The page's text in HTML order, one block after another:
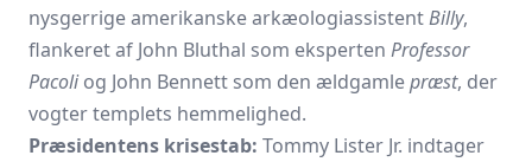
nysgerrige amerikanske arkæologiassistentBilly,
flankeret af John Bluthal som eksperten Professor
Pacoliog John Bennett som den ældgamlepræst, der
vogter templets hemmelighed.
Præsidentens krisestab: Tommy Lister Jr. indtager